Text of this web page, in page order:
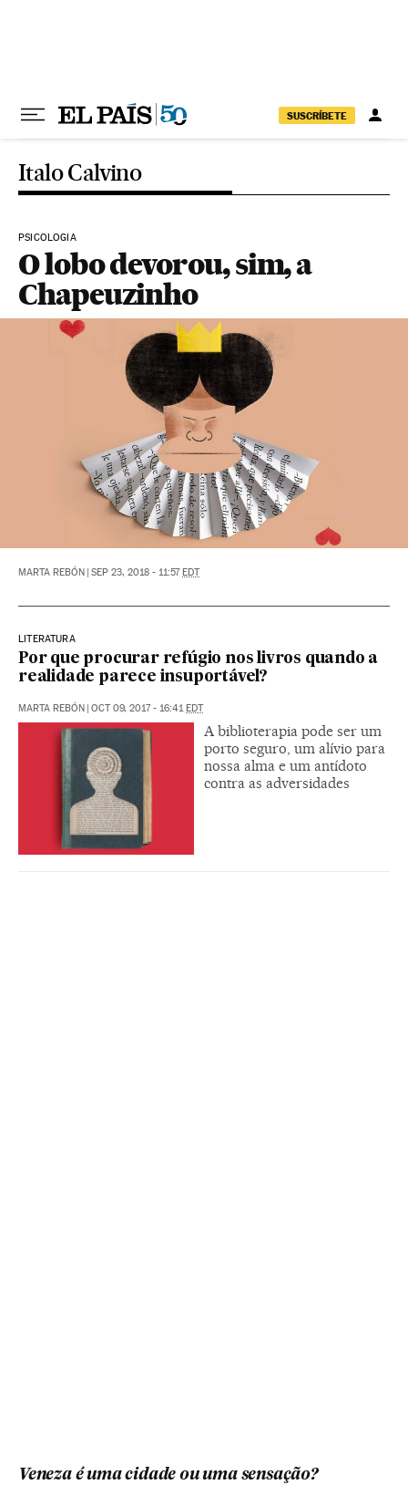
SUSCRÍBETE
Italo Calvino
PSICOLOGIA
O lobo devorou, sim, a
Chapeuzinho
MARTA REBÓN SEP 23, 2018 - 11:57 EDT
LITERATURA
Por que procurar refúgio nos livros quando a
realidade parece insuportável?
MARTA REBÓN OCT 09, 2017 - 16:41 EDT
A biblioterapia pode ser um
porto seguro, um alívio para
nossa alma e um antídoto
contra as adversidades
Veneza é uma cidade ou uma sensação?